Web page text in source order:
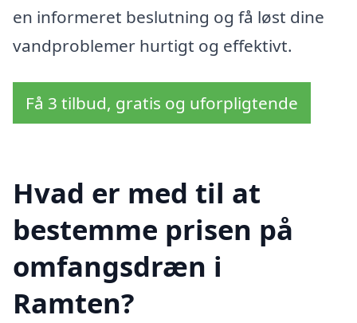
en informeret beslutning og få løst dine
vandproblemer hurtigt og effektivt.
Få 3 tilbud, gratis og uforpligtende
Hvad er med til at
bestemme prisen på
omfangsdræn i
Ramten?